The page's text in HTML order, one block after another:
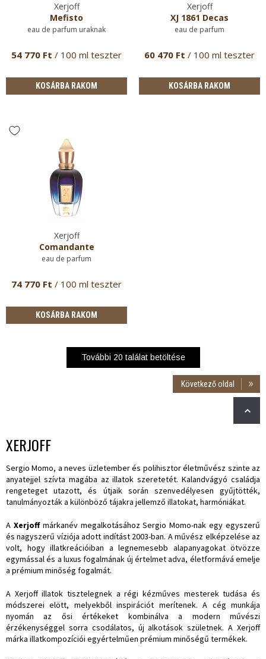
Xerjoff
Mefisto
eau de parfum uraknak
54 770 Ft / 100 ml teszter
KOSÁRBA RAKOM
Xerjoff
XJ 1861 Decas
eau de parfum
60 470 Ft / 100 ml teszter
KOSÁRBA RAKOM
Xerjoff
Comandante
eau de parfum
74 770 Ft / 100 ml teszter
KOSÁRBA RAKOM
További 20 találat betöltése
Következő oldal
XERJOFF
Sergio Momo, a neves üzletember és polihisztor életművész szinte az
anyatejjel szívta magába az illatok szeretetét. Kalandvágyó családja
rengeteget utazott, és útjaik során szenvedélyesen gyűjtötték,
tanulmányozták a különböző tájakra jellemző illatokat, harmóniákat.
A Xerjoffmárkanév megalkotásához Sergio Momo-nak egy egyszerű
és nagyszerű víziója adott indítást 2003-ban. A művész elképzelése az
volt, hogy illatkreációiban a legnemesebb alapanyagokat ötvözze
egymással és a luxus fogalmának új értelmet adva, életformává emelje
a prémium minőség fogalmát.
A Xerjoff illatok tisztelegnek a régi kézműves mesterek tudása és
módszerei elött, melyekből inspirációt merítenek. A cég munkája
nyomán az ősi értékeket kombinálva a modern művészi
érzékenységgel sorra csodálatos, új alkotások születnek. A Xerjoff
márka illatkompozíciói egyértelműen prémium minőségű termékek.